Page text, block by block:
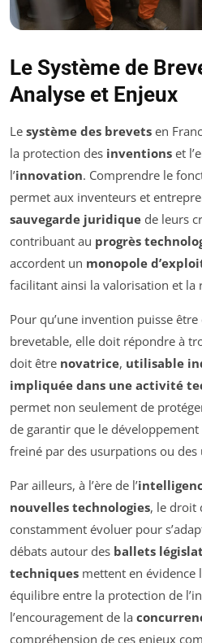
Le Système de
Analyse et Enjeux
Le système des brevets en
la protection des inventions et
l’innovation. Comprendre le
permet aux inventeurs et
sauvegarde juridique de leurs
contribuant au progrès
accordent un monopole
facilitant ainsi la valorisation et la
Pour qu’une invention puisse
brevetable, elle doit répondre à
doit être novatrice, utilisable
impliquée dans une activité
permet non seulement de
de garantir que le développement
freiné par des usurpations ou des
Par ailleurs, à l’ère de l’
nouvelles technologies, le droit
constamment évoluer pour
débats autour des ballets
techniques mettent en évidence
équilibre entre la protection de
l’encouragement de la
compréhension de ces enjeux